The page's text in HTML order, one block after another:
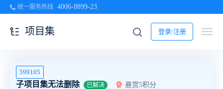
统一服务热线 4006-8899-23
登录/注册
项目集
599105
子项目集无法删除 已解决 悬赏5积分